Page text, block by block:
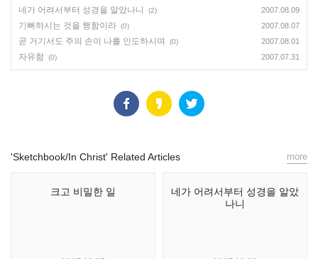
네가 어려서부터 성경을 알았나니 (2) 2007.08.09
기뻐하시는 것을 행함이라 (0) 2007.08.07
곧 거기서도 주의 손이 나를 인도하시며 (0) 2007.08.01
자유함 (0) 2007.07.31
'Sketchbook/In Christ' Related Articles
크고 비밀한 일
네가 어려서부터 성경을 알았
나니
more